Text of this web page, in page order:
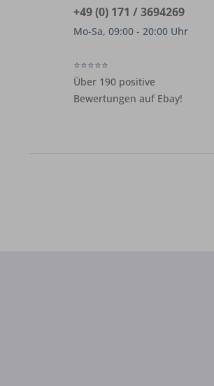
+49 (0) 171 / 3694269
Mo-Sa, 09:00 - 20:00 Uhr
⭐⭐⭐⭐⭐
Über 190 positive
Bewertungen auf Ebay!